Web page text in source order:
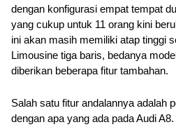
dengan konfigurasi empat tempat
yang cukup untuk 11 orang kini
ini akan masih memiliki atap tinggi
Limousine tiga baris, bedanya
diberikan beberapa fitur tambahan.
Salah satu fitur andalannya adalah
dengan apa yang ada pada Audi